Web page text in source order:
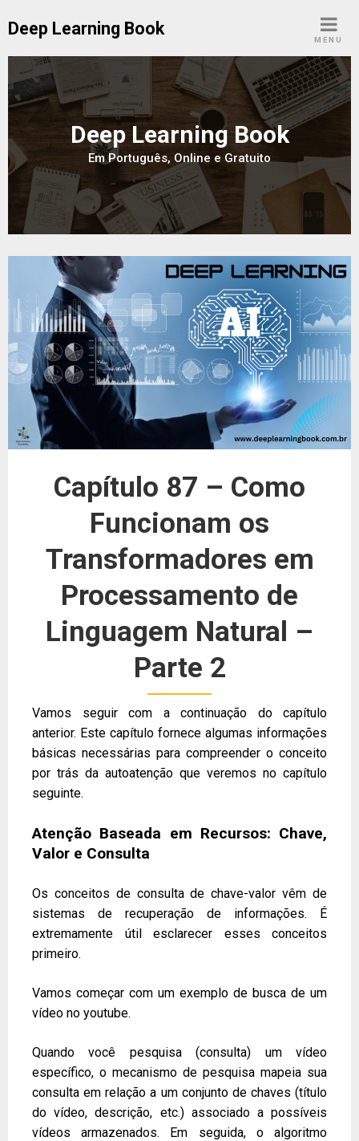
Deep Learning Book
MENU
Deep Learning Book
Em Português, Online e Gratuito
Capítulo 87 – Como
Funcionam os
Transformadores em
Processamento de
Linguagem Natural –
Parte 2
Vamos seguir com a continuação do capítulo
anterior. Este capítulo fornece algumas informações
básicas necessárias para compreender o conceito
por trás da autoatenção que veremos no capítulo
seguinte.
Atenção Baseada em Recursos: Chave,
Valor e Consulta
Os conceitos de consulta de chave-valor vêm de
sistemas de recuperação de informações. É
extremamente útil esclarecer esses conceitos
primeiro.
Vamos começar com um exemplo de busca de um
vídeo no youtube.
Quando você pesquisa (consulta) um vídeo
específico, o mecanismo de pesquisa mapeia sua
consulta em relação a um conjunto de chaves (título
do vídeo, descrição, etc.) associado a possíveis
vídeos armazenados. Em seguida, o algoritmo